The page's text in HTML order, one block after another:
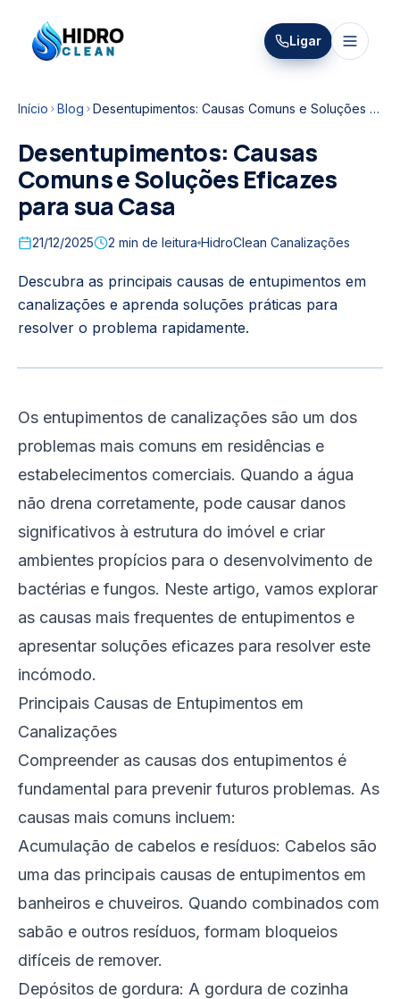
HIDRO
CLEAN
HidroClean Canalizações
Ligar
Início Blog Desentupimentos: Causas Comuns e Soluções Eficazes para sua Casa
Desentupimentos: Causas
Comuns e Soluções Eficazes
para sua Casa
21/12/2025 2 min de leitura HidroClean Canalizações
Descubra as principais causas de entupimentos em
canalizações e aprenda soluções práticas para
resolver o problema rapidamente.
Os entupimentos de canalizações são um dos
problemas mais comuns em residências e
estabelecimentos comerciais. Quando a água
não drena corretamente, pode causar danos
significativos à estrutura do imóvel e criar
ambientes propícios para o desenvolvimento de
bactérias e fungos. Neste artigo, vamos explorar
as causas mais frequentes de entupimentos e
apresentar soluções eficazes para resolver este
incómodo.
Principais Causas de Entupimentos em
Canalizações
Compreender as causas dos entupimentos é
fundamental para prevenir futuros problemas. As
causas mais comuns incluem:
Acumulação de cabelos e resíduos: Cabelos são
uma das principais causas de entupimentos em
banheiros e chuveiros. Quando combinados com
sabão e outros resíduos, formam bloqueios
difíceis de remover.
Depósitos de gordura: A gordura de cozinha